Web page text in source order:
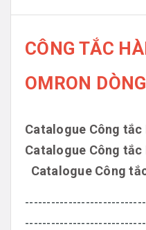
CÔNG TẮC
OMRON
Catalogue Công tắc
Catalogue Công tắc
Catalogue Công